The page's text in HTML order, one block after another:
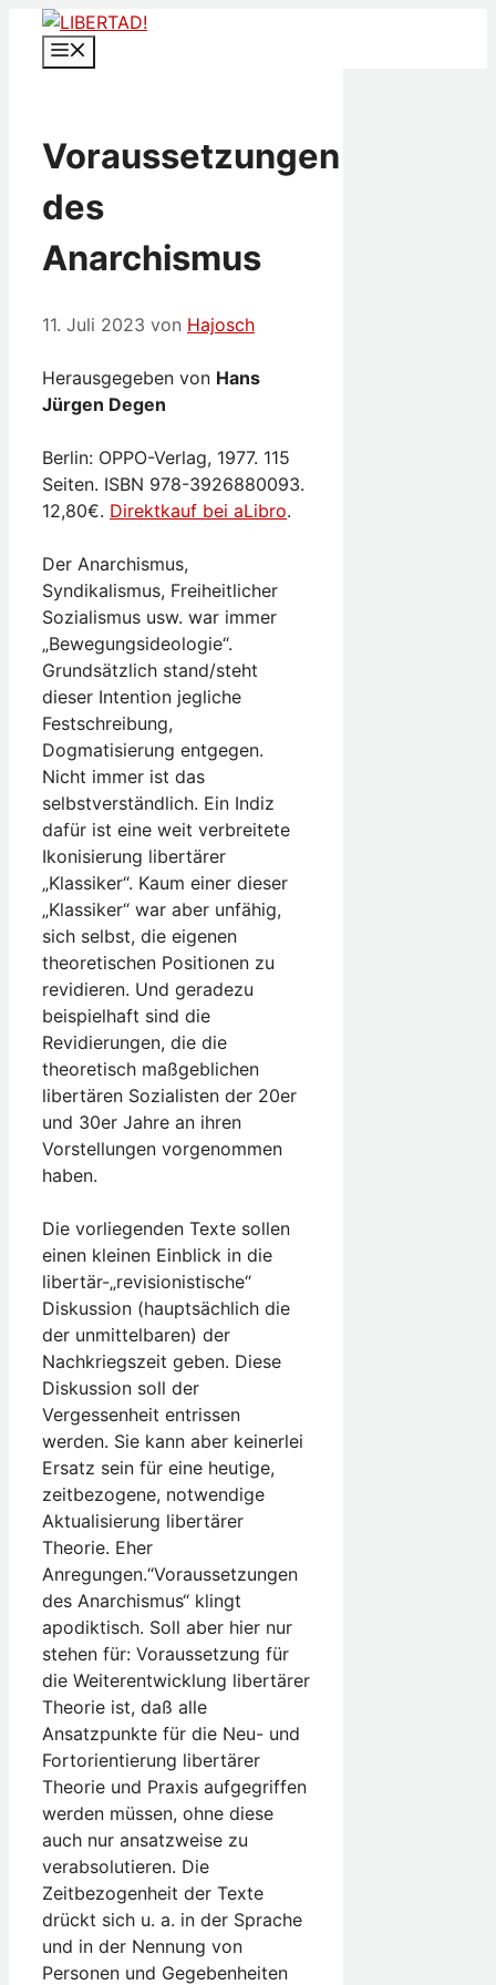
Zum
Inhalt
springen
Voraussetzungen
des
Anarchismus
11. Juli 2023 von Hajosch
Herausgegeben von Hans
Jürgen Degen
Berlin: OPPO-Verlag, 1977. 115
Seiten. ISBN 978-3926880093.
12,80€. Direktkauf bei aLibro.
Der Anarchismus,
Syndikalismus, Freiheitlicher
Sozialismus usw. war immer
„Bewegungsideologie“.
Grundsätzlich stand/steht
dieser Intention jegliche
Festschreibung,
Dogmatisierung entgegen.
Nicht immer ist das
selbstverständlich. Ein Indiz
dafür ist eine weit verbreitete
Ikonisierung libertärer
„Klassiker“. Kaum einer dieser
„Klassiker“ war aber unfähig,
sich selbst, die eigenen
theoretischen Positionen zu
revidieren. Und geradezu
beispielhaft sind die
Revidierungen, die die
theoretisch maßgeblichen
libertären Sozialisten der 20er
und 30er Jahre an ihren
Vorstellungen vorgenommen
haben.
Die vorliegenden Texte sollen
einen kleinen Einblick in die
libertär-„revisionistische“
Diskussion (hauptsächlich die
der unmittelbaren) der
Nachkriegszeit geben. Diese
Diskussion soll der
Vergessenheit entrissen
werden. Sie kann aber keinerlei
Ersatz sein für eine heutige,
zeitbezogene, notwendige
Aktualisierung libertärer
Theorie. Eher
Anregungen.“Voraussetzungen
des Anarchismus“ klingt
apodiktisch. Soll aber hier nur
stehen für: Voraussetzung für
die Weiterentwicklung libertärer
Theorie ist, daß alle
Ansatzpunkte für die Neu- und
Fortorientierung libertärer
Theorie und Praxis aufgegriffen
werden müssen, ohne diese
auch nur ansatzweise zu
verabsolutieren. Die
Zeitbezogenheit der Texte
drückt sich u. a. in der Sprache
und in der Nennung von
Personen und Gegebenheiten